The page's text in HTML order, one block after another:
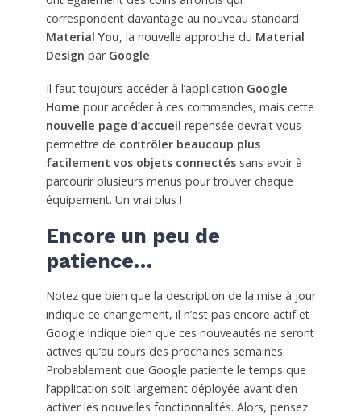
correspondent davantage au nouveau standard
Material You, la nouvelle approche du Material
Design par Google.
Il faut toujours accéder à l’application Google
Home pour accéder à ces commandes, mais cette
nouvelle page d’accueil repensée devrait vous
permettre de contrôler beaucoup plus
facilement vos objets connectéssans avoir à
parcourir plusieurs menus pour trouver chaque
équipement. Un vrai plus !
Encore un peu de
patience…
Notez que bien que la description de la mise à jour
indique ce changement, il n’est pas encore actif et
Google indique bien que ces nouveautés ne seront
actives qu’au cours des prochaines semaines.
Probablement que Google patiente le temps que
l’application soit largement déployée avant d’en
activer les nouvelles fonctionnalités. Alors, pensez